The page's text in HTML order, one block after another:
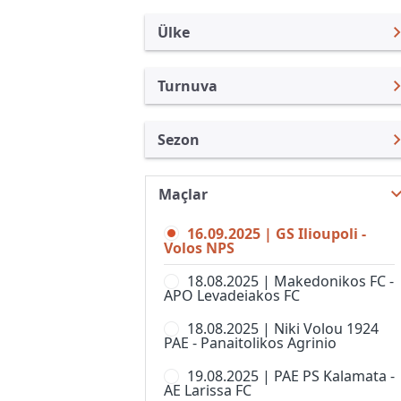
Ülke
Yunanistan
Türkiye
Uluslararası
Uluslararası Kulüpler
Turkiye
İngiltere
Almanya Amatör
Fransa
Turnuva
3. Lig
3. Lig, Grup 2
3. Lig, Grup 4
3. Lig, Grup 5
3. Lig, Grup 7
3. Lig, Grup 8
Sezon
Yunan Kupası 26/27
Yunan Kupası 24/25
Yunan Kupası 23/24
Yunan Kupası 22/23
Yunan Kupası 2022
Yunan Kupası 2021
Maçlar
16.09.2025 | GS Ilioupoli -
Volos NPS
18.08.2025 | Makedonikos FC -
APO Levadeiakos FC
18.08.2025 | Niki Volou 1924
PAE - Panaitolikos Agrinio
19.08.2025 | PAE PS Kalamata -
AE Larissa FC